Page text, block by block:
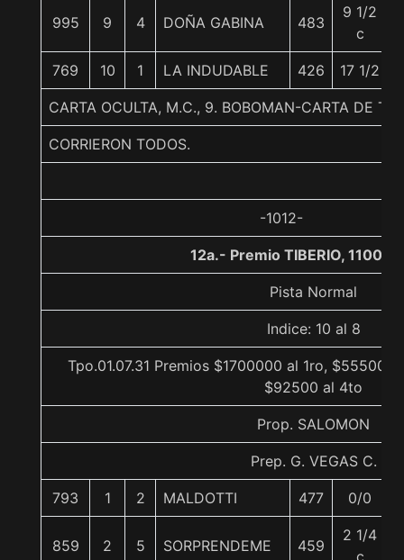
995 9 4 DOÑA GABINA 483
9 1/2
c
769 10 1 LA INDUDABLE 426 17 1/2
CARTA OCULTA, M.C., 9. BOBOMAN-CARTA DE
CORRIERON TODOS.
-1012-
12a.- Premio TIBERIO, 1100
Pista Normal
Indice: 10 al 8
Tpo.01.07.31 Premios $1700000 al 1ro,
$92500 al 4to
Prop. SALOMON
Prep. G. VEGAS C.
793 1 2 MALDOTTI 477 0/0
859 2 5 SORPRENDEME 459
2 1/4
c